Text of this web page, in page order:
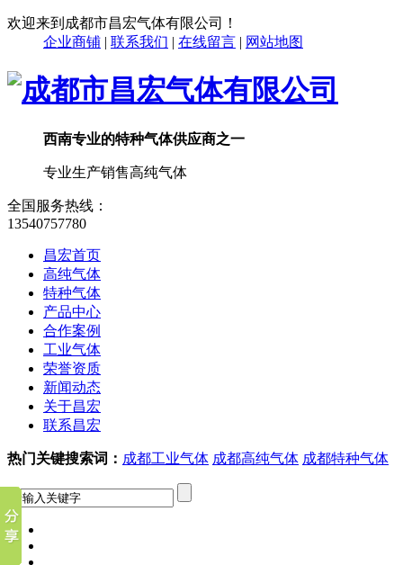
欢迎来到成都市昌宏气体有限公司！
企业商铺 | 联系我们 | 在线留言 | 网站地图
西南专业的特种气体供应商之一
专业生产销售高纯气体
全国服务热线：
13540757780
昌宏首页
高纯气体
特种气体
产品中心
合作案例
工业气体
荣誉资质
新闻动态
关于昌宏
联系昌宏
热门关键搜索词： 成都工业气体 成都高纯气体 成都特种气体